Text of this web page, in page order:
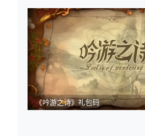
《吟游之诗》礼包码